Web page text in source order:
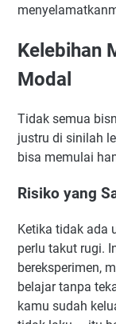
Kelebihan
Modal
Tidak semua
justru di sinilah
bisa memulai
Risiko yang
Ketika tidak ada
perlu takut rugi.
bereksperimen,
belajar tanpa
kamu sudah